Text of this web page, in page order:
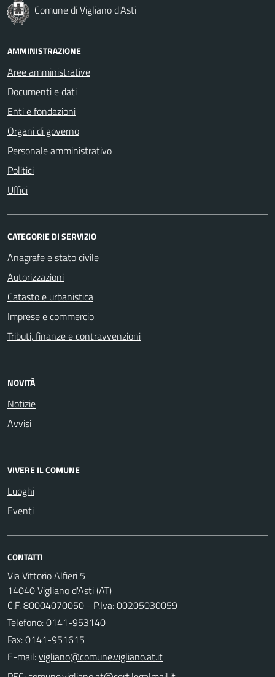
Comune di Vigliano d'Asti
AMMINISTRAZIONE
Aree amministrative
Documenti e dati
Enti e fondazioni
Organi di governo
Personale amministrativo
Politici
Uffici
CATEGORIE DI SERVIZIO
Anagrafe e stato civile
Autorizzazioni
Catasto e urbanistica
Imprese e commercio
Tributi, finanze e contravvenzioni
NOVITÀ
Notizie
Avvisi
VIVERE IL COMUNE
Luoghi
Eventi
CONTATTI
Via Vittorio Alfieri 5
14040 Vigliano d'Asti (AT)
C.F. 80004070050 - P.Iva: 00205030059
Telefono:0141-953140
Fax: 0141-951615
E-mail: